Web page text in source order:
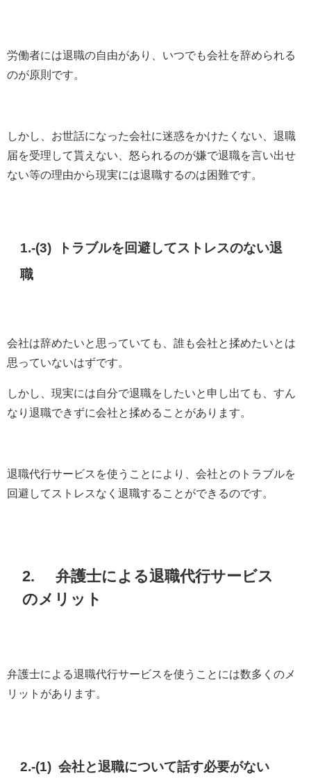
労働者には退職の自由があり、いつでも会社を辞められる
のが原則です。
しかし、お世話になった会社に迷惑をかけたくない、退職
届を受理して貰えない、怒られるのが嫌で退職を言い出せ
ない等の理由から現実には退職するのは困難です。
1.-(3) トラブルを回避してストレスのない退
職
会社は辞めたいと思っていても、誰も会社と揉めたいとは
思っていないはずです。
しかし、現実には自分で退職をしたいと申し出ても、すん
なり退職できずに会社と揉めることがあります。
退職代行サービスを使うことにより、会社とのトラブルを
回避してストレスなく退職することができるのです。
2. 弁護士による退職代行サービス
のメリット
弁護士による退職代行サービスを使うことには数多くのメ
リットがあります。
2.-(1) 会社と退職について話す必要がない